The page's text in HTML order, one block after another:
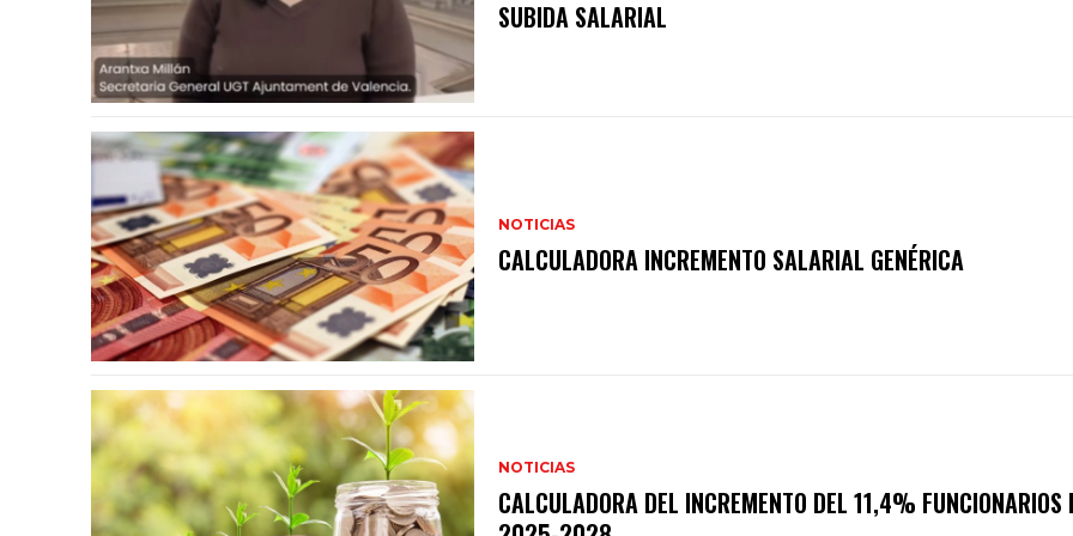
SUBIDA SALARIAL
NOTICIAS
CALCULADORA INCREMENTO SALARIAL GENÉRICA
NOTICIAS
CALCULADORA DEL INCREMENTO DEL 11,4% FUNCIONARIOS